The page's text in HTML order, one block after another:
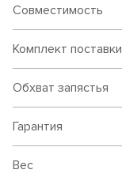
Совместимость
Комплект поставки
Обхват запястья
Гарантия
Вес